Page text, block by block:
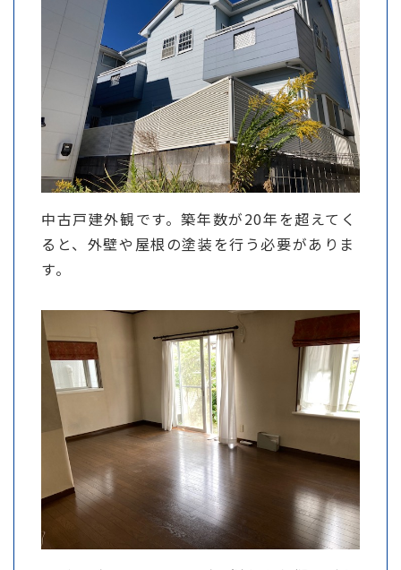
中古戸建外観です。築年数が20年を超えてく
ると、外壁や屋根の塗装を行う必要がありま
す。